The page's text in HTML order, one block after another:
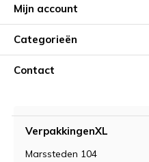
Mijn account
Categorieën
Contact
VerpakkingenXL
Marssteden 104